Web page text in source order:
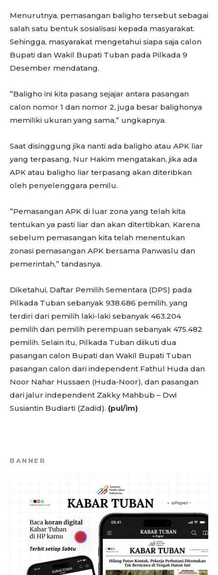
Menurutnya, pemasangan baligho tersebut sebagai
salah satu bentuk sosialisasi kepada masyarakat.
Sehingga, masyarakat mengetahui siapa saja calon
Bupati dan Wakil Bupati Tuban pada Pilkada 9
Desember mendatang.
”Baligho ini kita pasang sejajar antara pasangan
calon nomor 1 dan nomor 2, juga besar balighonya
memiliki ukuran yang sama,” ungkapnya.
Saat disinggung jika nanti ada baligho atau APK liar
yang terpasang, Nur Hakim mengatakan, jika ada
APK atau baligho liar terpasang akan diteribkan
oleh penyelenggara pemilu.
”Pemasangan APK di luar zona yang telah kita
tentukan ya pasti liar dan akan ditertibkan. Karena
sebelum pemasangan kita telah menentukan
zonasi pemasangan APK bersama Panwaslu dan
pemerintah,” tandasnya.
Diketahui, Daftar Pemilih Sementara (DPS) pada
Pilkada Tuban sebanyak 938.686 pemilih, yang
terdiri dari pemilih laki-laki sebanyak 463.204
pemilih dan pemilih perempuan sebanyak 475.482
pemilih. Selain itu, Pilkada Tuban diikuti dua
pasangan calon Bupati dan Wakil Bupati Tuban
pasangan calon dari independent Fathul Huda dan
Noor Nahar Hussaen (Huda-Noor), dan pasangan
dari jalur independent Zakky Mahbub – Dwi
Susiantin Budiarti (Zadid). (pul/im)
BANNER